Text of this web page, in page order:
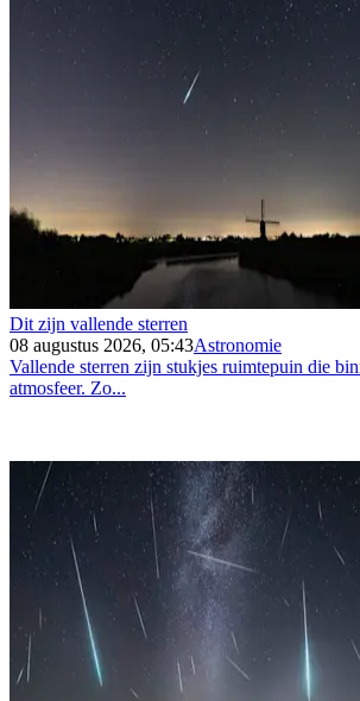
Dit zijn vallende sterren
08 augustus 2026, 05:43Astronomie
Vallende sterren zijn stukjes ruimtepuin die
atmosfeer. Zo...